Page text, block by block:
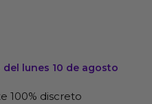
lunes 10 de agosto
100% discreto